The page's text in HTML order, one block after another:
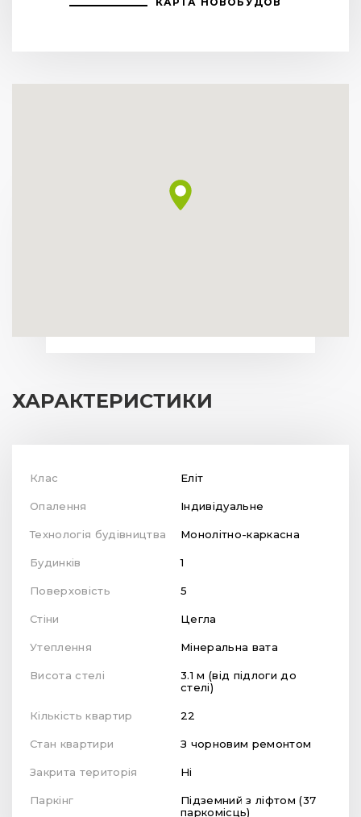
ХАРАКТЕРИСТИКИ
Клас Еліт
Опалення Індивідуальне
Технологія будівництва Монолітно-каркасна
Будинків 1
Поверховість 5
Стіни Цегла
Утеплення Мінеральна вата
Висота стелі
3.1 м (від підлоги до
стелі)
Кількість квартир 22
Стан квартири З чорновим ремонтом
Закрита територія Ні
Паркінг
Підземний з ліфтом (37
паркомісць)